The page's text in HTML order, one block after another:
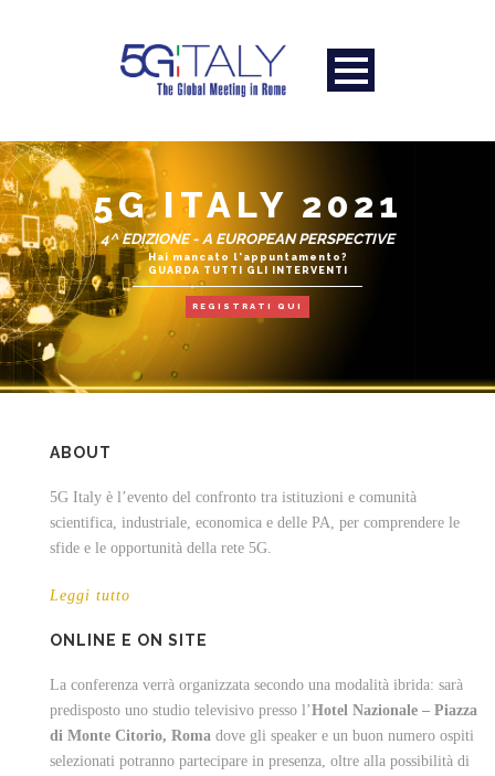
4^ EDIZIONE - A EUROPEAN PERSPECTIVE
5G ITALY 2021
Hai mancato l'appuntamento?
GUARDA TUTTI GLI INTERVENTI
REGISTRATI QUI
ABOUT
5G Italy è l’evento del confronto tra istituzioni e comunità
scientifica, industriale, economica e delle PA, per comprendere le
sfide e le opportunità della rete 5G.
Leggi tutto
ONLINE E ON SITE
La conferenza verrà organizzata secondo una modalità ibrida: sarà
predisposto uno studio televisivo presso l’Hotel Nazionale – Piazza
di Monte Citorio, Roma dove gli speaker e un buon numero ospiti
selezionati potranno partecipare in presenza, oltre alla possibilità di